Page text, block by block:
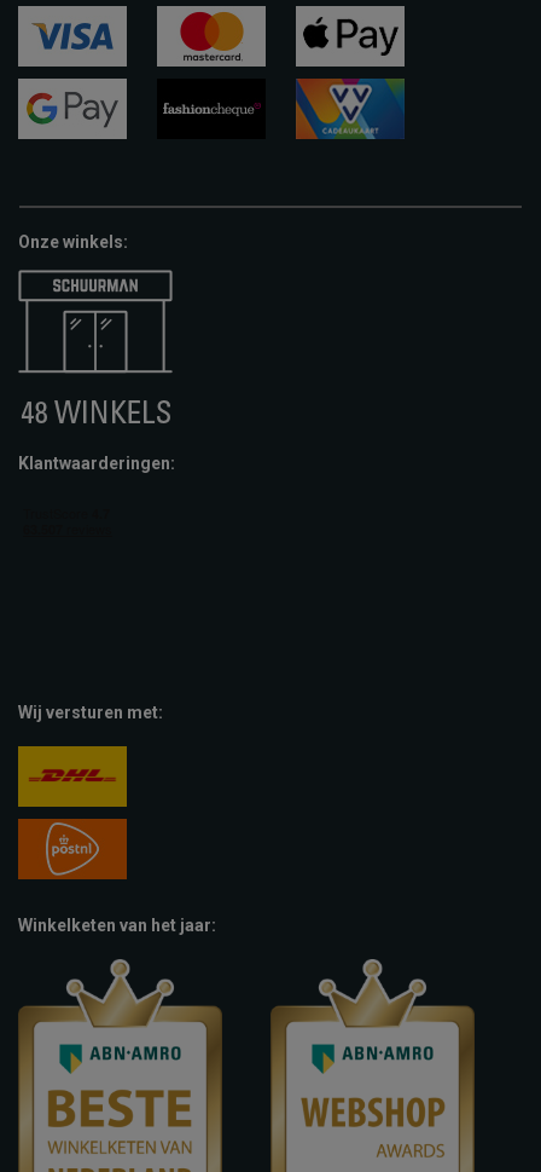
ideal paypal riverty
visa
apple-
pay
Onze winkels:
Klantwaarderingen:
Wij versturen met:
Winkelketen van het jaar: